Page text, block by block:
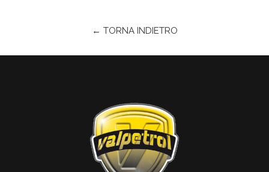
← TORNA INDIETRO